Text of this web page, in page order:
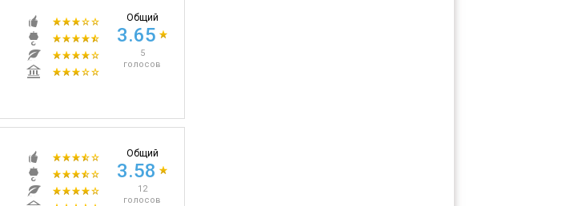
Общий
3.65
5
голосов
Общий
3.58
12
голосов